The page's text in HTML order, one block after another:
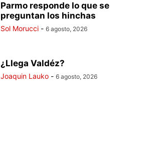
Parmo responde lo que se
preguntan los hinchas
Sol Morucci - 6 agosto, 2026
¿Llega Valdéz?
Joaquin Lauko - 6 agosto, 2026